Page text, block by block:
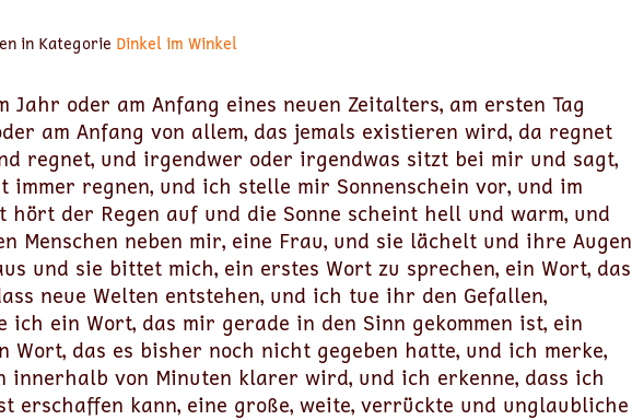
in Kategorie Dinkel im Winkel
Jahr oder am Anfang eines neuen Zeitalters, am ersten Tag
am Anfang von allem, das jemals existieren wird, da regnet
regnet, und irgendwer oder irgendwas sitzt bei mir und sagt,
immer regnen, und ich stelle mir Sonnenschein vor, und im
hört der Regen auf und die Sonne scheint hell und warm, und
Menschen neben mir, eine Frau, und sie lächelt und ihre Augen
und sie bittet mich, ein erstes Wort zu sprechen, ein Wort, das
neue Welten entstehen, und ich tue ihr den Gefallen,
ich ein Wort, das mir gerade in den Sinn gekommen ist, ein
Wort, das es bisher noch nicht gegeben hatte, und ich merke,
innerhalb von Minuten klarer wird, und ich erkenne, dass ich
erschaffen kann, eine große, weite, verrückte und unglaubliche